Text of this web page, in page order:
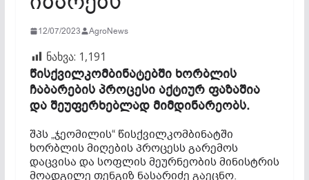
12/07/2023 AgroNews
ნახვა: 1,191
წისქვილკომბინატებში ხორბლის
ჩაბარების პროცესი აქტიურ ფაზაშია
და შეუფერხებლად მიმდინარეობს.
შპს „ჯეომილის“ წისქვილკომბინატში
ხორბლის მიღების პროცესს გარემოს
დაცვისა და სოფლის მეურნეობის მინისტრის
მოადგილე თენგიზ ნასარიძე გაეცნო.